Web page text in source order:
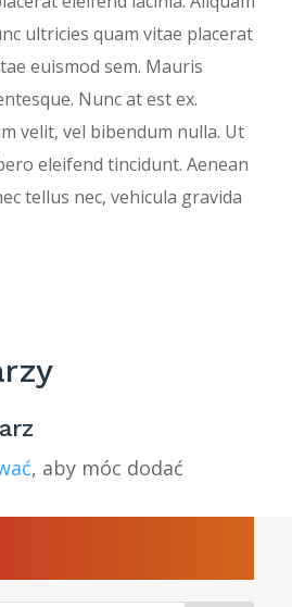
ultricies quam vitae placerat
euismod sem. Mauris
Nunc at est ex.
velit, vel bibendum nulla. Ut
eleifend tincidunt. Aenean
tellus nec, vehicula gravida
, aby móc dodać